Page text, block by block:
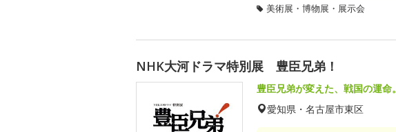
美術展・博物展・展示会
NHK大河ドラマ特別展 豊臣兄弟！
豊臣兄弟が変えた、戦国の運命。
愛知県・名古屋市東区